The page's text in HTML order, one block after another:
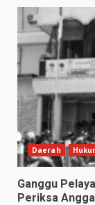
Daerah
Ganggu
Periksa